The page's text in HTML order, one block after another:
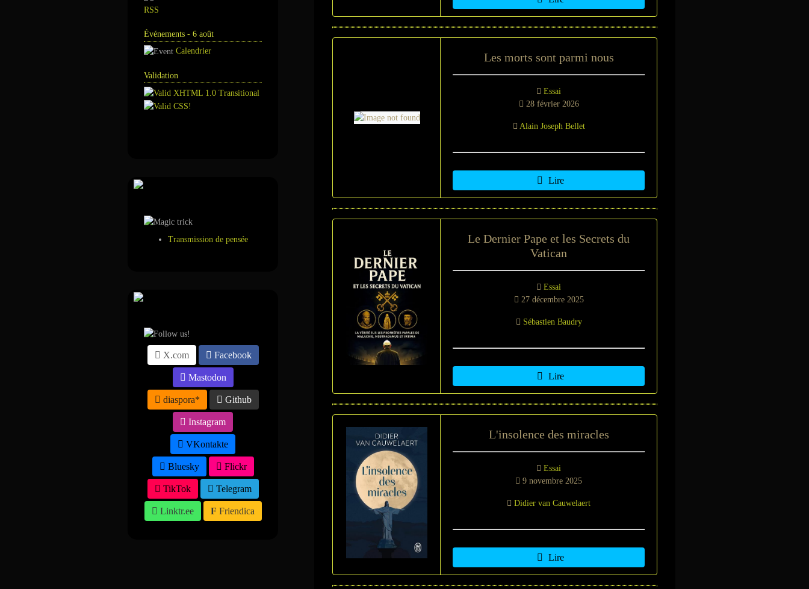
RSS
Événements - 6 août
Calendrier
Validation
Transmission de pensée
X.com Facebook
Mastodon
diaspora* Github
Instagram
VKontakte
Bluesky Flickr
TikTok Telegram
Linktr.ee Friendica
Les morts sont parmi nous
Essai
28 février 2026
Alain Joseph Bellet
Lire
Le Dernier Pape et les Secrets du
Vatican
Essai
27 décembre 2025
Sébastien Baudry
Lire
L'insolence des miracles
Essai
9 novembre 2025
Didier van Cauwelaert
Lire